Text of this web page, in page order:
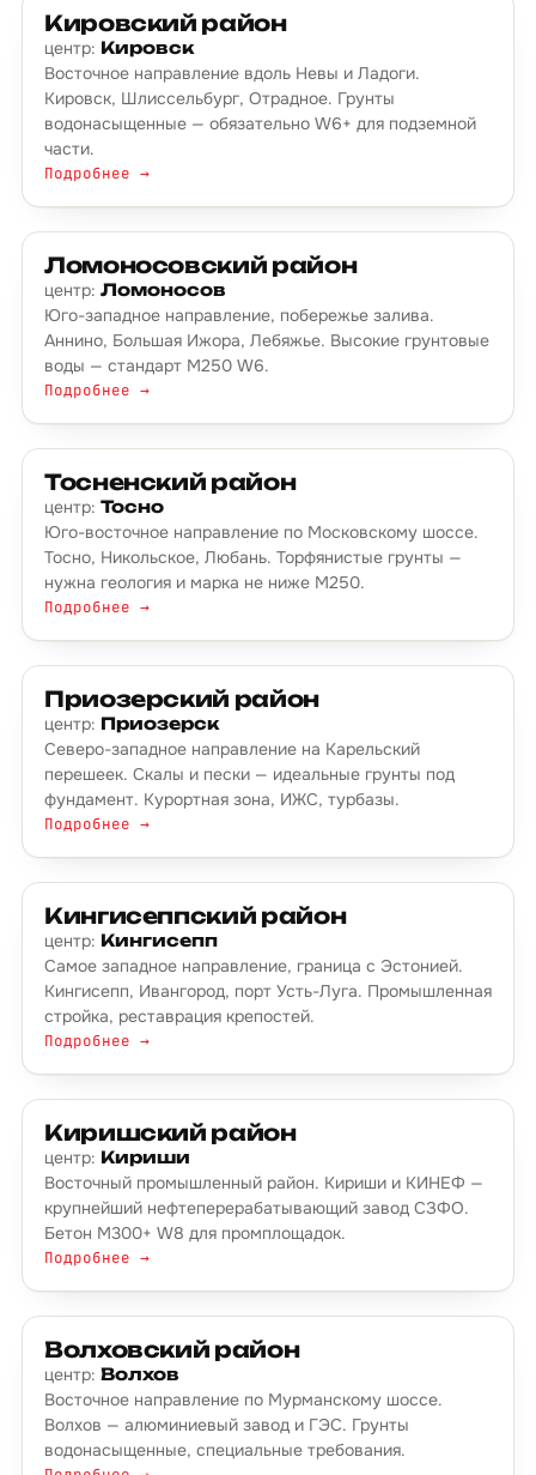
Кировский район
центр: Кировск
Восточное направление вдоль Невы и Ладоги.
Кировск, Шлиссельбург, Отрадное. Грунты
водонасыщенные — обязательно W6+ для подземной
части.
Подробнее →
Ломоносовский район
центр: Ломоносов
Юго-западное направление, побережье залива.
Аннино, Большая Ижора, Лебяжье. Высокие грунтовые
воды — стандарт М250 W6.
Подробнее →
Тосненский район
центр: Тосно
Юго-восточное направление по Московскому шоссе.
Тосно, Никольское, Любань. Торфянистые грунты —
нужна геология и марка не ниже М250.
Подробнее →
Приозерский район
центр: Приозерск
Северо-западное направление на Карельский
перешеек. Скалы и пески — идеальные грунты под
фундамент. Курортная зона, ИЖС, турбазы.
Подробнее →
Кингисеппский район
центр: Кингисепп
Самое западное направление, граница с Эстонией.
Кингисепп, Ивангород, порт Усть-Луга. Промышленная
стройка, реставрация крепостей.
Подробнее →
Киришский район
центр: Кириши
Восточный промышленный район. Кириши и КИНЕФ —
крупнейший нефтеперерабатывающий завод СЗФО.
Бетон М300+ W8 для промплощадок.
Подробнее →
Волховский район
центр: Волхов
Восточное направление по Мурманскому шоссе.
Волхов — алюминиевый завод и ГЭС. Грунты
водонасыщенные, специальные требования.